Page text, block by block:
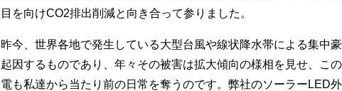
目を向けCO2排出削減と向き合って参りました。
昨今、世界各地で発生している大型台風や線状降水帯による集中
起因するものであり、年々その被害は拡大傾向の様相を見せ、こ
電も私達から当たり前の日常を奪うのです。弊社のソーラーLED